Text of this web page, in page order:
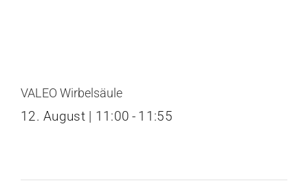
VALEO Wirbelsäule
12. August | 11:00 - 11:55